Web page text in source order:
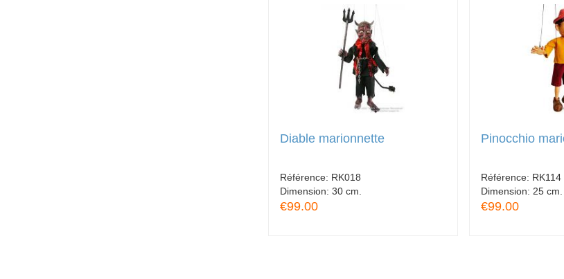
Diable marionnette
Référence: RK018
Dimension: 30 cm.
€99.00
Pinocchio
Référence: RK114
Dimension: 25 cm.
€99.00